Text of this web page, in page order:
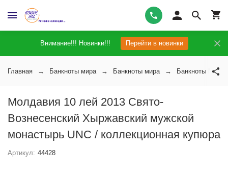
Внимание!!! Новинки!!! Перейти в новинки
Главная Банкноты мира Банкноты мира Банкноты
Молдавия 10 лей 2013 Свято-
Вознесенский Хыржавский мужской
монастырь UNC / коллекционная купюра
Артикул: 44428